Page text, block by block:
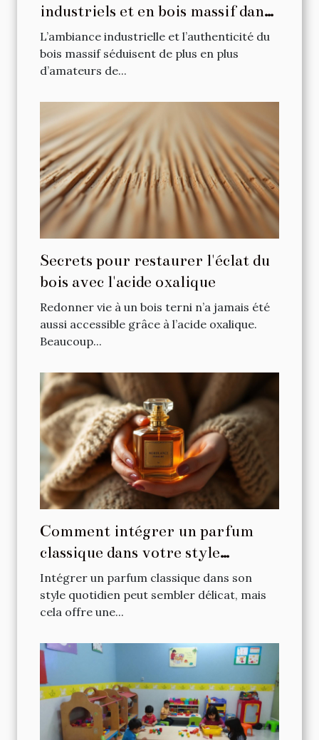
industriels et en bois massif dans
votre intérieur ?
L’ambiance industrielle et l’authenticité du
bois massif séduisent de plus en plus
d’amateurs de...
Secrets pour restaurer l'éclat du
bois avec l'acide oxalique
Redonner vie à un bois terni n’a jamais été
aussi accessible grâce à l’acide oxalique.
Beaucoup...
Comment intégrer un parfum
classique dans votre style
quotidien ?
Intégrer un parfum classique dans son
style quotidien peut sembler délicat, mais
cela offre une...